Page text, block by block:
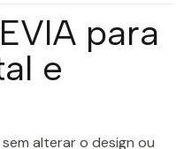
para
e
alterar o design ou